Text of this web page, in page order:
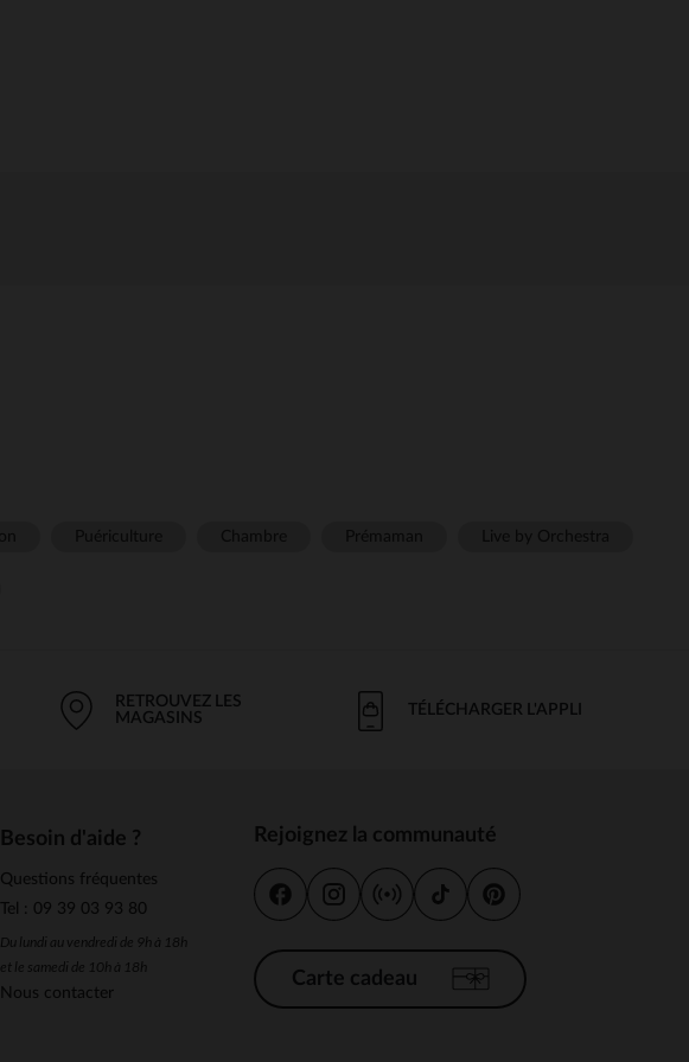
RETROUVEZ LES
MAGASINS
TÉLÉCHARGER L'APPLI
Besoin d'aide ?
Questions fréquentes
Tel : 09 39 03 93 80
Du lundi au vendredi de 9h à 18h
et le samedi de 10h à 18h
Nous contacter
Rejoignez la communauté
Carte cadeau